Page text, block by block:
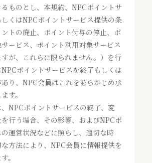
ものとし、本規約、NPCポイントサ
くはNPCポイントサービス提供の条
トの廃止、ポイント付与の停止、ポ
ービス、ポイント利用対象サービス
が、これらに限られません。）を行
ポイントサービスを終了もしくは
り、NPC会員はこれをあらかじめ承
す。
NPCポイントサービスの終了、変
行う場合、その影響、およびNPCポ
運営状況などに照らし、適切な時
方法により、NPC会員に情報提供を
。